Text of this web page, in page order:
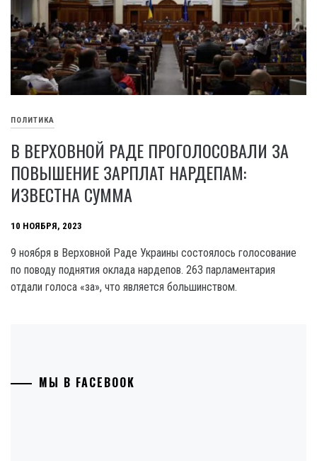
ПОЛИТИКА
В ВЕРХОВНОЙ РАДЕ ПРОГОЛОСОВАЛИ ЗА
ПОВЫШЕНИЕ ЗАРПЛАТ НАРДЕПАМ:
ИЗВЕСТНА СУММА
10 НОЯБРЯ, 2023
9 ноября в Верховной Раде Украины состоялось голосование
по поводу поднятия оклада нардепов. 263 парламентария
отдали голоса «за», что является большинством.
МЫ В FACEBOOK